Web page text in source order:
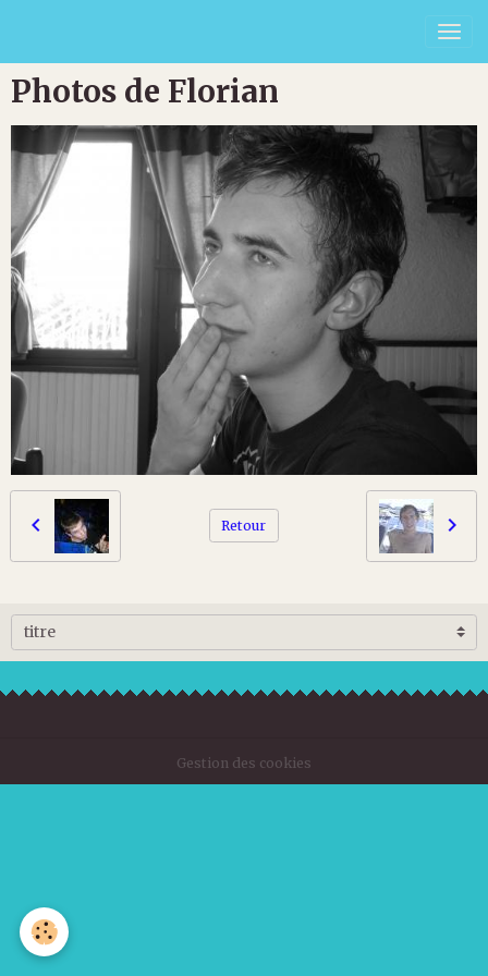
Photos de Florian
Retour
Gestion des cookies